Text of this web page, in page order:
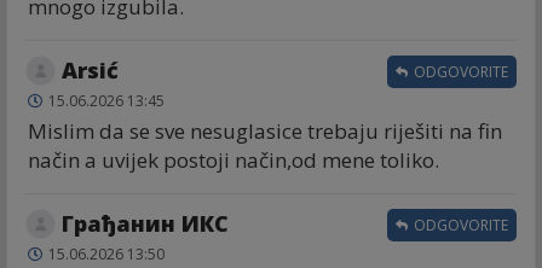
mnogo izgubila.
Arsić
15.06.2026 13:45
Mislim da se sve nesuglasice trebaju riješiti na fin
način a uvijek postoji način,od mene toliko.
ODGOVORITE
Грађанин ИКС
15.06.2026 13:50
ODGOVORITE